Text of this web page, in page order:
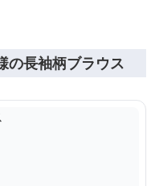
の長袖柄ブラウス